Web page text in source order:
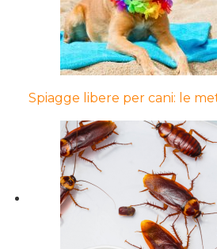
Spiagge libere per cani: le